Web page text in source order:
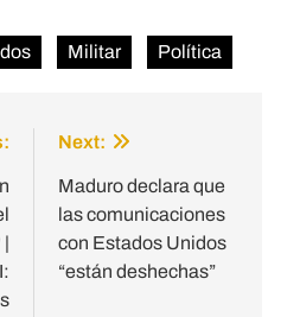
Militar Política
|
Next:
Maduro declara que
las comunicaciones
con Estados Unidos
“están deshechas”